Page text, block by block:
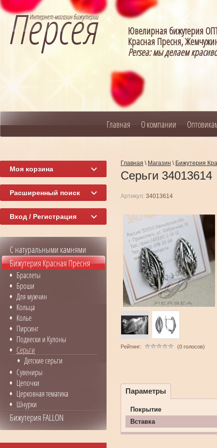
Ювелирная бижутерия
Красная Пресня,
Persea: мы делаем
Главная О компании
Главная \ Магазин \ Бижутерия
Серьги 34013614
Артикул: 34013614
Рейтинг: (0 голосов)
Параметры
Покрытие
Вставка
Моя корзина
Расширенный поиск
Вход / Регистрация
С натуральными камнями
Бижутерия Красная Пресня
Браслеты
Броши
Для мужчин
Кольца
Колье
Пирсинг
Подвески и Кулоны
Серьги
Детские серьги
Сувениры
Цепочки
Церковная тематика
Шнурки
Бижутерия FALLON